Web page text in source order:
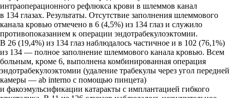
интраоперационного рефлюкса крови в шлеммов канал
в 134 глазах. Результаты. Отсутствие заполнения шлеммового
канала кровью отмечено в 6 (4,5%) из 134 глаз и служило
противопоказанием к операции эндотрабекулоэктомии.
В 26 (19,4%) из 134 глаз наблюдалось частичное и в 102 (76,1%)
из 134 — полное заполнение шлеммового канала кровью. Всем
больным, кроме 6, выполнена комбинированная операция
эндотрабекулоэктомии (удаление трабекулы через угол передней
камеры — ab interno с помощью пинцета)
и факоэмульсификации катаракты с имплантацией гибкого